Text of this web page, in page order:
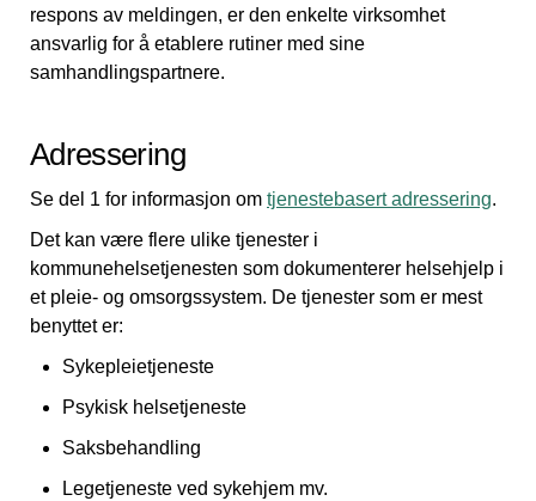
respons av meldingen, er den enkelte virksomhet
ansvarlig for å etablere rutiner med sine
samhandlingspartnere.
Adressering
Se del 1 for informasjon om tjenestebasert adressering.
Det kan være flere ulike tjenester i
kommunehelsetjenesten som dokumenterer helsehjelp i
et pleie- og omsorgssystem. De tjenester som er mest
benyttet er:
Sykepleietjeneste
Psykisk helsetjeneste
Saksbehandling
Legetjeneste ved sykehjem mv.